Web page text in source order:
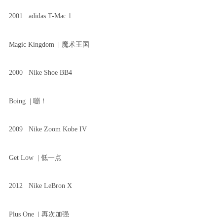
2001 adidas T-Mac 1
Magic Kingdom | 魔术王国
2000 Nike Shoe BB4
Boing | 嘣！
2009 Nike Zoom Kobe IV
Get Low | 低一点
2012 Nike LeBron X
Plus One | 再次加强